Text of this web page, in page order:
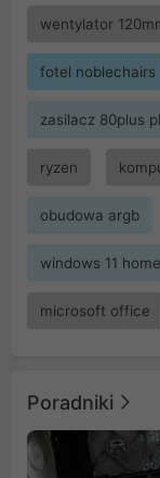
wentylator
fotel noblechairs
zasilacz 80plus
ryzen
obudowa argb
windows 11 home
microsoft office
Poradniki